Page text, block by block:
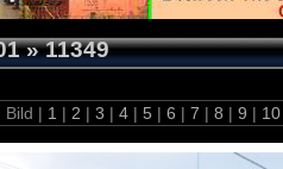
»11349
Bild | 1 | 2 | 3 | 4 | 5 | 6 | 7 | 8 | 9 |